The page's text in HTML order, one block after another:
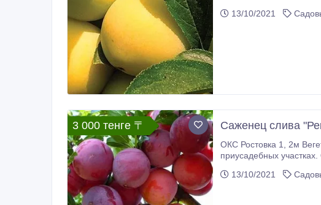
13/10/2021
3 000 тенге 〒 Саженец слива
ОКС Ростовка 1, 2м Вегетационный период 1-2 А+ Ренклод Альтана — летний ранний сорт сливы, который часто встречается на
приусадебных
13/10/2021